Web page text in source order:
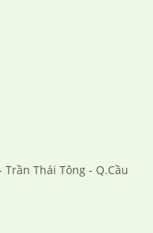
Thái Tông - Q.Cầu